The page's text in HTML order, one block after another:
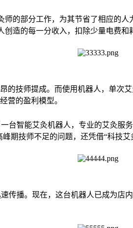
的部分工作，为其节省了相应的
造的每一分收入，扣除少量电费和
的技师提成。而使用机器人，单次
营的盈利模型。
智能艾灸机器人，专业的艾灸服
期技师不足的问题，还凭借“科技艾
播。现在，这台机器人已成为店